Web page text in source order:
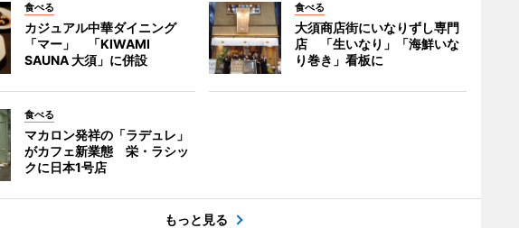
食べる
カジュアル中華ダイニング
「マー」 「KIWAMI
SAUNA 大須」に併設
食べる
大須商店街にいなりずし専門
店 「生いなり」「海鮮いな
り巻き」看板に
食べる
マカロン発祥の「ラデュレ」
がカフェ新業態 栄・ラシッ
クに日本1号店
もっと見る